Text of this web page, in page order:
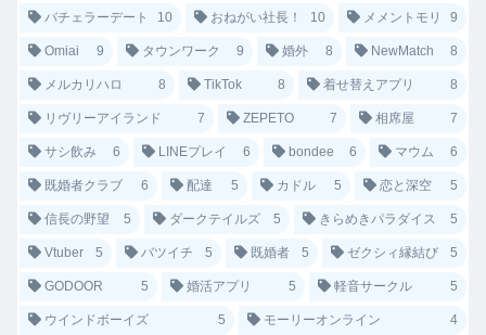
バチェラーデート 10 おねがい社長！ 10 メメントモリ 9
Omiai 9 タウンワーク 9 婚外 8 NewMatch 8
メルカリハロ 8 TikTok 8 着せ替えアプリ 8
リヴリーアイランド 7 ZEPETO 7 相席屋 7
サシ飲み 6 LINEプレイ 6 bondee 6 マウム 6
既婚者クラブ 6 配達 5 カドル 5 恋と深空 5
信長の野望 5 ダークテイルズ 5 きらめきパラダイス 5
Vtuber 5 バツイチ 5 既婚者 5 ゼクシィ縁結び 5
GODOOR 5 婚活アプリ 5 軽音サークル 5
ウインドボーイズ 5 モーリーオンライン 4